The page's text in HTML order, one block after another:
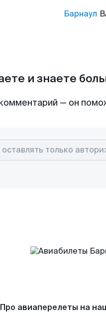
Барнаул
и знаете
— он
Про авиаперелеты на